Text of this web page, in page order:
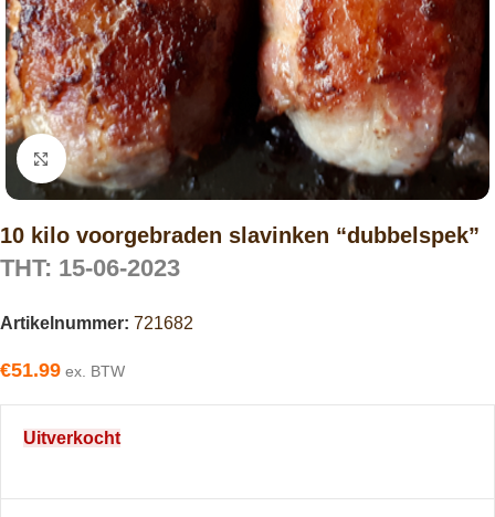
Click to enlarge
10 kilo voorgebraden slavinken “dubbelspek”
THT: 15-06-2023
Artikelnummer: 721682
€51.99 ex. BTW
Uitverkocht